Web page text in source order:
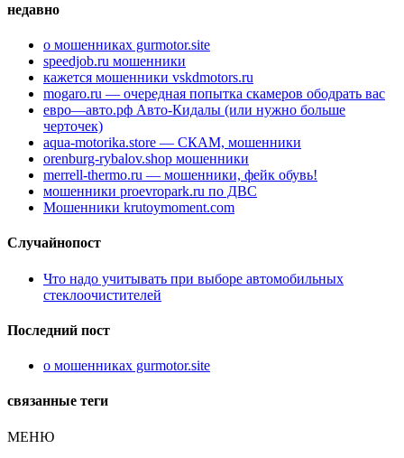
недавно
о мошенниках gurmotor.site
speedjob.ru мошенники
кажется мошенники vskdmotors.ru
mogaro.ru — очередная попытка скамеров ободрать вас
евро—авто.рф Авто-Кидалы (или нужно больше
черточек)
aqua-motorika.store — СКАМ, мошенники
orenburg-rybalov.shop мошенники
merrell-thermo.ru — мошенники, фейк обувь!
мошенники proevropark.ru по ДВС
Мошенники krutoymoment.com
Случайнопост
Что надо учитывать при выборе автомобильных
стеклоочистителей
Последний пост
о мошенниках gurmotor.site
связанные теги
МЕНЮ